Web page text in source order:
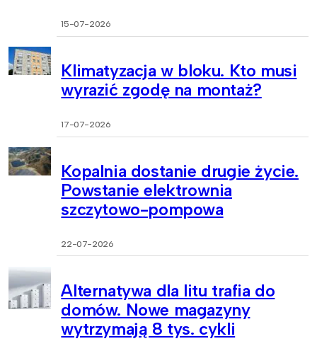
15-07-2026
Klimatyzacja w bloku. Kto musi
wyrazić zgodę na montaż?
17-07-2026
Kopalnia dostanie drugie życie.
Powstanie elektrownia
szczytowo-pompowa
22-07-2026
Alternatywa dla litu trafia do
domów. Nowe magazyny
wytrzymają 8 tys. cykli